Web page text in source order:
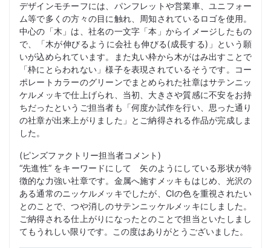
デザインモチーフには、パンフレットや営業車、ユニフォー
ム等で多くの方々の目に触れ、周知されているロゴを使用。
中心の「木」は、社名の一文字「本」からイメージしたもの
で、「木が伸びるように会社も伸びる(成長する)」という願
いが込められています。また丸い枠から木がはみ出すことで
「枠にとらわれない」様子を表現されているそうです。コー
ポレートカラーのグリーンでまとめられた社章はサテンニッ
ケルメッキで仕上げられ、当初、大きさや質感に不安をお持
ちだったというご担当者も「何度か試作を行い、思った通り
の社章が出来上がりました」とご納得される作品が完成しま
した。
(ピンズファクトリー担当者コメント)
“先進性” をキーワードにして 矢のようにしている形状が特
徴的な力強い社章です。金属へ施すメッキもはじめ、光沢の
ある通常のニッケルメッキでしたが、CIの色を重視されたい
とのことで、つや消しのサテンニッケルメッキにしました。
ご納得される仕上がりになったとのことで担当といたしまし
てもうれしい限りです。この度はありがとうございました。